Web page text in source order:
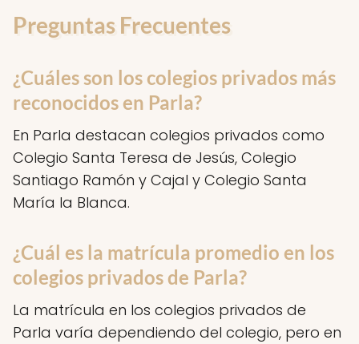
Preguntas Frecuentes
¿Cuáles son los colegios privados más
reconocidos en Parla?
En Parla destacan colegios privados como
Colegio Santa Teresa de Jesús, Colegio
Santiago Ramón y Cajal y Colegio Santa
María la Blanca.
¿Cuál es la matrícula promedio en los
colegios privados de Parla?
La matrícula en los colegios privados de
Parla varía dependiendo del colegio, pero en